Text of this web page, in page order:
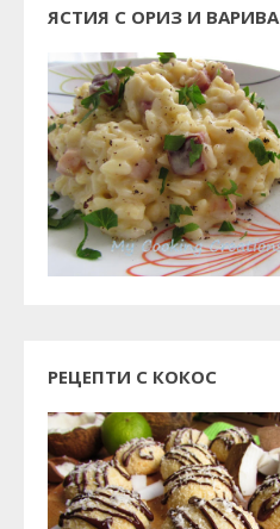
ЯСТИЯ С ОРИЗ И ВАРИВА
РЕЦЕПТИ С КОКОС